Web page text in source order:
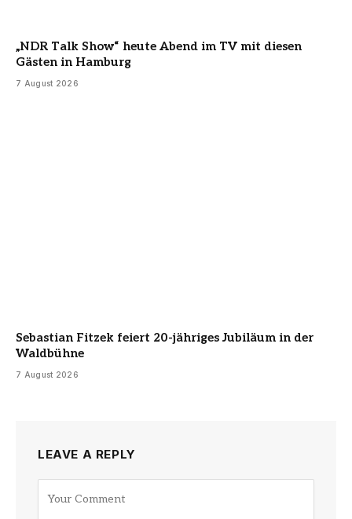
„NDR Talk Show“ heute Abend im TV mit diesen
Gästen in Hamburg
7 August 2026
Sebastian Fitzek feiert 20-jähriges Jubiläum in der
Waldbühne
7 August 2026
LEAVE A REPLY